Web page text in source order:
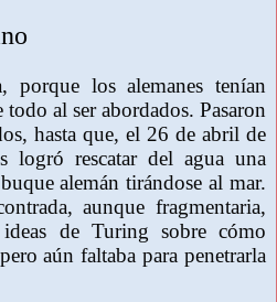
porque los alemanes tenían
todo al ser abordados. Pasaron
hasta que, el 26 de abril de
logró rescatar del agua una
alemán tirándose al mar.
aunque fragmentaria,
de Turing sobre cómo
aún faltaba para penetrarla